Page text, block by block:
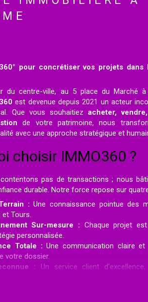
pour concrétiser vos projets dans
du centre-ville, au 5 place du Marché à
est devenue depuis 2021 un acteur
Que vous souhaitiez acheter,
de votre patrimoine, nous
avec une approche stratégique et
choisir IMMO360 ?
pas de transactions ; nous
durable. Notre force repose sur
: Une connaissance pointue des
et Tours.
Sur-mesure : Chaque projet
personnalisée.
Totale : Une communication claire
votre dossier.
: Un service client